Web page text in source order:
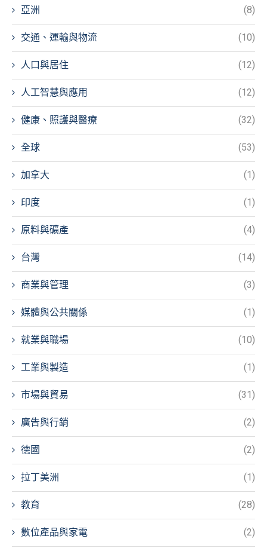
亞洲 (8)
交通、運輸與物流 (10)
人口與居住 (12)
人工智慧與應用 (12)
健康、照護與醫療 (32)
全球 (53)
加拿大 (1)
印度 (1)
原料與礦產 (4)
台灣 (14)
商業與管理 (3)
媒體與公共關係 (1)
就業與職場 (10)
工業與製造 (1)
市場與貿易 (31)
廣告與行銷 (2)
德國 (2)
拉丁美洲 (1)
教育 (28)
數位產品與家電 (2)